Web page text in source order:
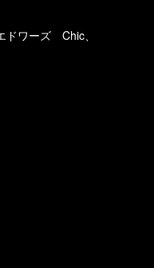
ドワーズ Chic、